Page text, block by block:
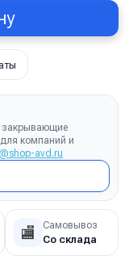
закрывающие
компаний и
avd.ru
🏬 Самовывоз
Со склада